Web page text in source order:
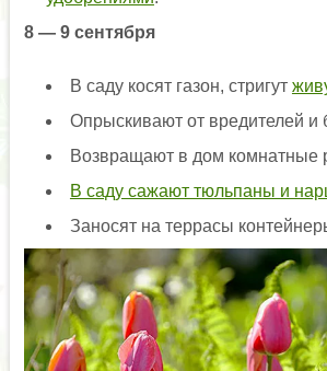
8 — 9 сентября
В саду косят газон, стригут
Опрыскивают от вредителей и
Возвращают в дом комнатные
В саду сажают тюльпаны и
Заносят на террасы